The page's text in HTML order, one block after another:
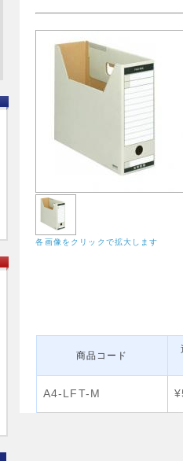
各画像をクリックで拡大します
商品コード
A4-LFT-M